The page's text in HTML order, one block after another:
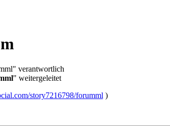
verantwortlich
" weitergeleitet
story7216798/forumml )